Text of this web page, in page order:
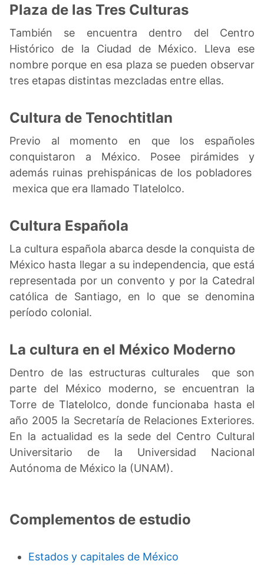
Plaza de las Tres Culturas
También se encuentra dentro del Centro
Histórico de la Ciudad de México. Lleva ese
nombre porque en esa plaza se pueden observar
tres etapas distintas mezcladas entre ellas.
Cultura de Tenochtitlan
Previo al momento en que los españoles
conquistaron a México. Posee pirámides y
además ruinas prehispánicas de los pobladores
mexica que era llamado Tlatelolco.
Cultura Española
La cultura española abarca desde la conquista de
México hasta llegar a su independencia, que está
representada por un convento y por la Catedral
católica de Santiago, en lo que se denomina
período colonial.
La cultura en el México Moderno
Dentro de las estructuras culturales que son
parte del México moderno, se encuentran la
Torre de Tlatelolco, donde funcionaba hasta el
año 2005 la Secretaría de Relaciones Exteriores.
En la actualidad es la sede del Centro Cultural
Universitario de la Universidad Nacional
Autónoma de México la (UNAM).
Complementos de estudio
Estados y capitales de México